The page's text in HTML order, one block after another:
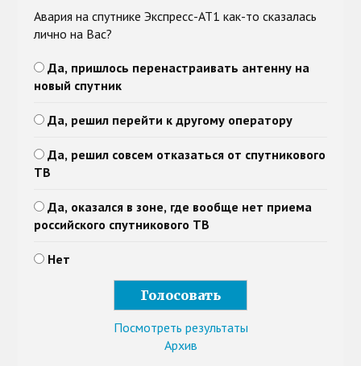
Авария на спутнике Экспресс-АТ1 как-то сказалась
лично на Вас?
Да, пришлось перенастраивать антенну на
новый спутник
Да, решил перейти к другому оператору
Да, решил совсем отказаться от спутникового
ТВ
Да, оказался в зоне, где вообще нет приема
российского спутникового ТВ
Нет
Посмотреть результаты
Архив